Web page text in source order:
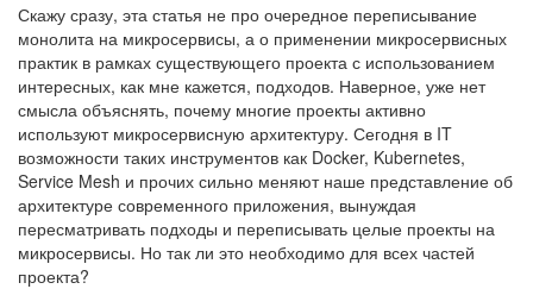
Скажу сразу, эта статья не про очередное переписывание
монолита на микросервисы, а о применении микросервисных
практик в рамках существующего проекта с использованием
интересных, как мне кажется, подходов. Наверное, уже нет
смысла объяснять, почему многие проекты активно
используют микросервисную архитектуру. Сегодня в IT
возможности таких инструментов как Docker, Kubernetes,
Service Mesh и прочих сильно меняют наше представление об
архитектуре современного приложения, вынуждая
пересматривать подходы и переписывать целые проекты на
микросервисы. Но так ли это необходимо для всех частей
проекта?